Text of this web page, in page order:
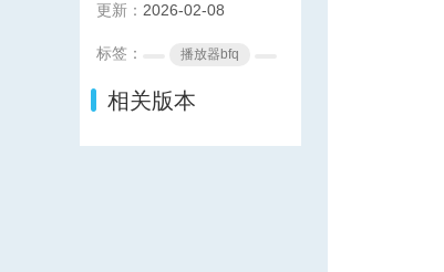
更新： 2026-02-08
标签： 播放器bfq
相关版本